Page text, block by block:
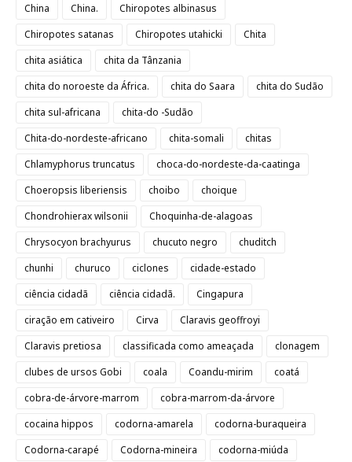
China
China.
Chiropotes albinasus
Chiropotes satanas
Chiropotes utahicki
Chita
chita asiática
chita da Tânzania
chita do noroeste da África.
chita do Saara
chita do Sudão
chita sul-africana
chita-do -Sudão
Chita-do-nordeste-africano
chita-somali
chitas
Chlamyphorus truncatus
choca-do-nordeste-da-caatinga
Choeropsis liberiensis
choibo
choique
Chondrohierax wilsonii
Choquinha-de-alagoas
Chrysocyon brachyurus
chucuto negro
chuditch
chunhi
churuco ciclones
cidade-estado
ciência cidadã
ciência cidadã.
Cingapura
ciração em cativeiro
Cirva
Claravis geoffroyi
Claravis pretiosa
classificada como ameaçada
clonagem
clubes de ursos Gobi
coala Coandu-mirim
coatá
cobra-de-árvore-marrom
cobra-marrom-da-árvore
cocaina hippos
codorna-amarela
codorna-buraqueira
Codorna-carapé
Codorna-mineira
codorna-miúda